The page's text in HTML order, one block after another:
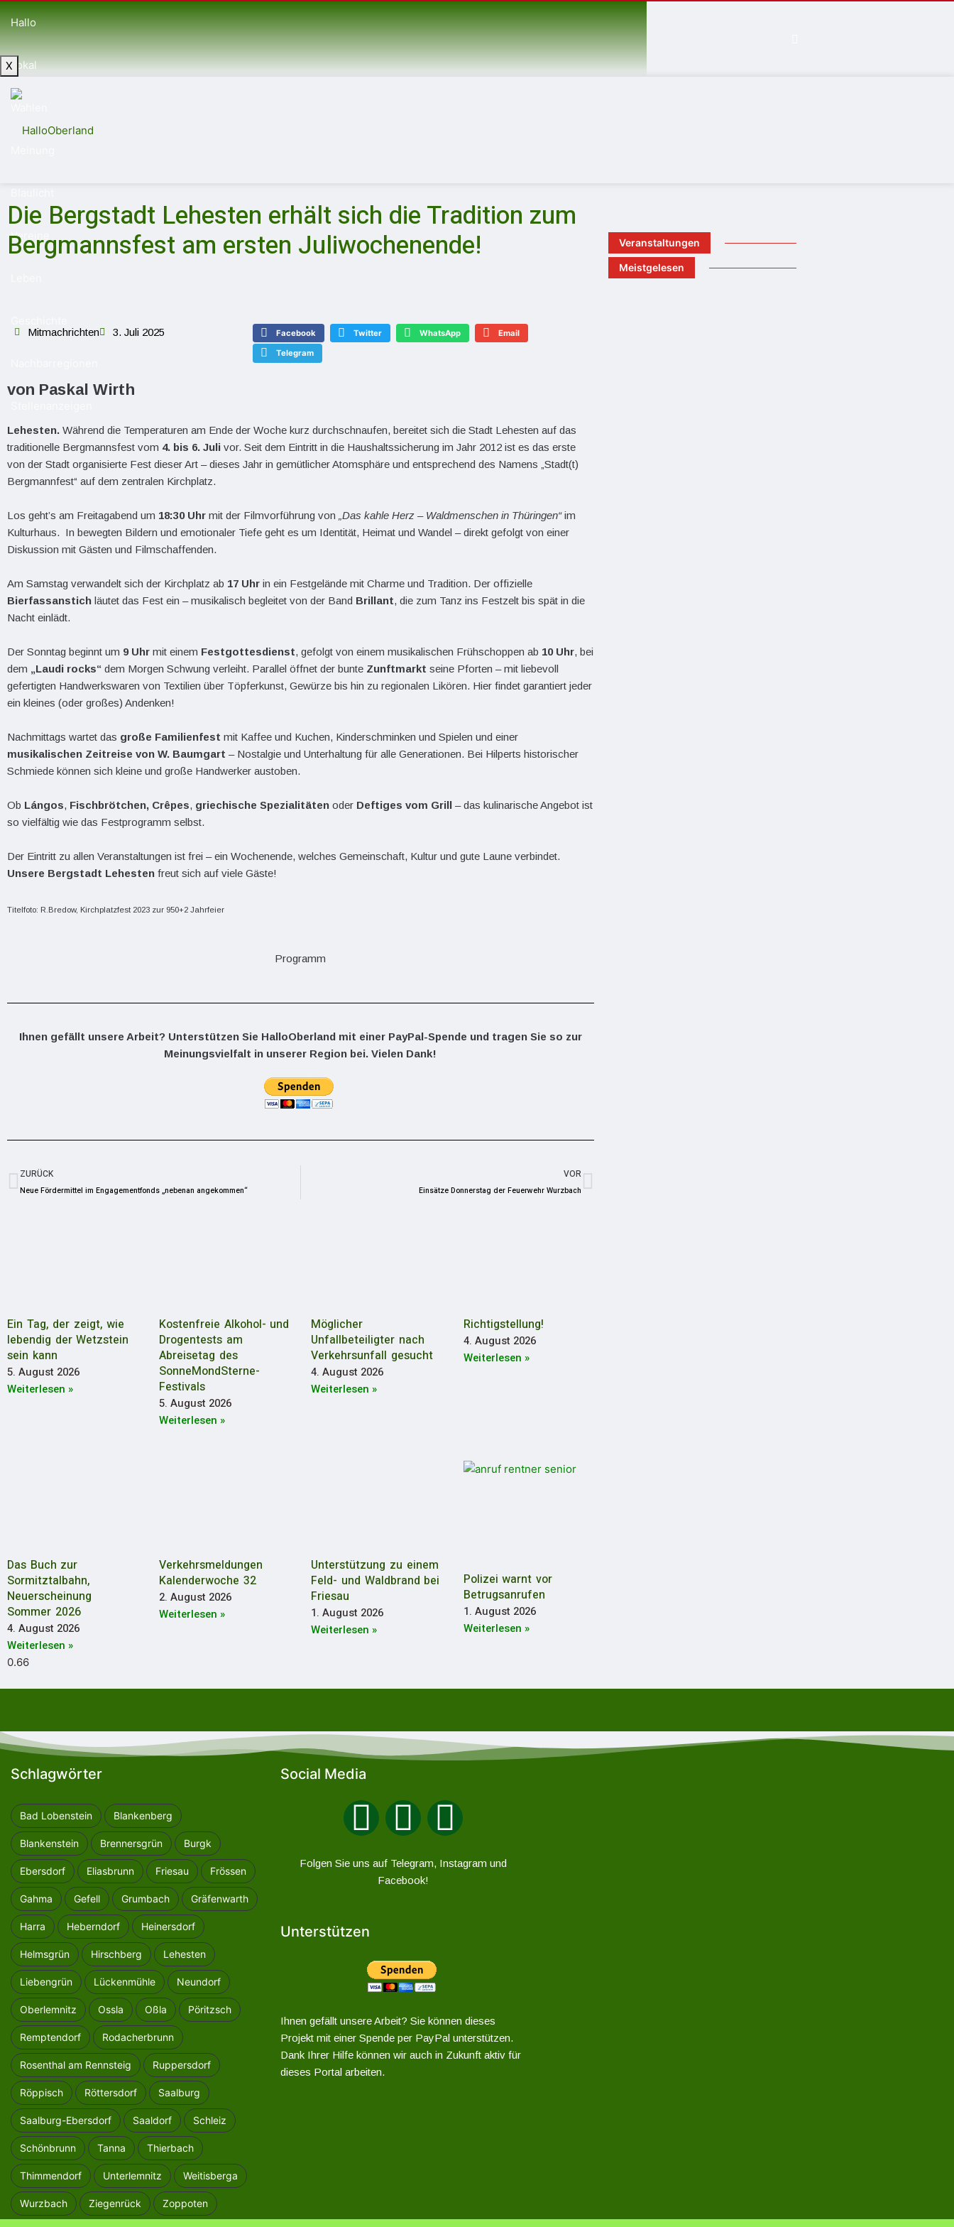
Hallo
Lokal
Vereine
X
Die Bergstadt Lehesten erhält sich die Tradition zum
Bergmannsfest am ersten Juliwochenende!
Mitmachrichten 3. Juli 2025 Facebook Twitter WhatsApp Email
Telegram
von Paskal Wirth
Lehesten. Während die Temperaturen am Ende der Woche kurz durchschnaufen, bereitet sich die Stadt Lehesten auf das
traditionelle Bergmannsfest vom 4. bis 6. Juli vor. Seit dem Eintritt in die Haushaltssicherung im Jahr 2012 ist es das erste
von der Stadt organisierte Fest dieser Art – dieses Jahr in gemütlicher Atomsphäre und entsprechend des Namens „Stadt(t)
Bergmannfest“ auf dem zentralen Kirchplatz.
Los geht’s am Freitagabend um 18:30 Uhr mit der Filmvorführung von „Das kahle Herz – Waldmenschen in Thüringen“im
Kulturhaus. In bewegten Bildern und emotionaler Tiefe geht es um Identität, Heimat und Wandel – direkt gefolgt von einer
Diskussion mit Gästen und Filmschaffenden.
Am Samstag verwandelt sich der Kirchplatz ab 17 Uhr in ein Festgelände mit Charme und Tradition. Der offizielle
Bierfassanstich läutet das Fest ein – musikalisch begleitet von der Band Brillant, die zum Tanz ins Festzelt bis spät in die
Nacht einlädt.
Der Sonntag beginnt um 9 Uhr mit einem Festgottesdienst, gefolgt von einem musikalischen Frühschoppen ab 10 Uhr, bei
dem „Laudi rocks“ dem Morgen Schwung verleiht. Parallel öffnet der bunte Zunftmarkt seine Pforten – mit liebevoll
gefertigten Handwerkswaren von Textilien über Töpferkunst, Gewürze bis hin zu regionalen Likören. Hier findet garantiert jeder
ein kleines (oder großes) Andenken!
Nachmittags wartet das große Familienfest mit Kaffee und Kuchen, Kinderschminken und Spielen und einer
musikalischen Zeitreise von W. Baumgart – Nostalgie und Unterhaltung für alle Generationen. Bei Hilperts historischer
Schmiede können sich kleine und große Handwerker austoben.
Ob Lángos, Fischbrötchen, Crêpes, griechische Spezialitäten oder Deftiges vom Grill – das kulinarische Angebot ist
so vielfältig wie das Festprogramm selbst.
Der Eintritt zu allen Veranstaltungen ist frei – ein Wochenende, welches Gemeinschaft, Kultur und gute Laune verbindet.
Unsere Bergstadt Lehesten freut sich auf viele Gäste!
Titelfoto: R.Bredow, Kirchplatzfest 2023 zur 950+2 Jahrfeier
Programm
Ihnen gefällt unsere Arbeit? Unterstützen Sie HalloOberland mit einer PayPal-Spende und tragen Sie so zur
Meinungsvielfalt in unserer Region bei. Vielen Dank!
ZURÜCK
Neue Fördermittel im Engagementfonds „nebenan angekommen“
VOR
Einsätze Donnerstag der Feuerwehr Wurzbach
Ein Tag, der zeigt, wie
lebendig der Wetzstein
sein kann
5. August 2026
Weiterlesen »
Kostenfreie Alkohol- und
Drogentests am
Abreisetag des
SonneMondSterne-
Festivals
5. August 2026
Weiterlesen »
Möglicher
Unfallbeteiligter nach
Verkehrsunfall gesucht
4. August 2026
Weiterlesen »
Richtigstellung!
4. August 2026
Weiterlesen »
Das Buch zur
Sormitztalbahn,
Neuerscheinung
Sommer 2026
4. August 2026
Weiterlesen »
Verkehrsmeldungen
Kalenderwoche 32
2. August 2026
Weiterlesen »
Unterstützung zu einem
Feld- und Waldbrand bei
Friesau
1. August 2026
Weiterlesen »
Polizei warnt vor
Betrugsanrufen
1. August 2026
Weiterlesen »
Veranstaltungen
Meistgelesen
Schlagwörter
Bad Lobenstein Blankenberg
Blankenstein Brennersgrün Burgk
Ebersdorf Eliasbrunn Friesau Frössen
Gahma Gefell Grumbach Gräfenwarth
Harra Heberndorf Heinersdorf
Helmsgrün Hirschberg Lehesten
Liebengrün Lückenmühle Neundorf
Oberlemnitz Ossla Oßla Pöritzsch
Remptendorf Rodacherbrunn
Rosenthal am Rennsteig Ruppersdorf
Röppisch Röttersdorf Saalburg
Saalburg-Ebersdorf Saaldorf Schleiz
Schönbrunn Tanna Thierbach
Thimmendorf Unterlemnitz Weitisberga
Wurzbach Ziegenrück Zoppoten
Social Media
Folgen Sie uns auf Telegram, Instagram und
Facebook!
Unterstützen
Ihnen gefällt unsere Arbeit? Sie können dieses
Projekt mit einer Spende per PayPal unterstützen.
Dank Ihrer Hilfe können wir auch in Zukunft aktiv für
dieses Portal arbeiten.